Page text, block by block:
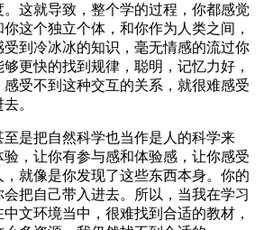
这就导致，整个学的过程，你都感觉
这个独立个体，和你作为人类之间，
到冷冰冰的知识，毫无情感的流过你
更快的找到规律，聪明，记忆力好，
受不到这种交互的关系，就很难感受
。
是把自然科学也当作是人的科学来
，让你有参与感和体验感，让你感受
就像是你发现了这些东西本身。你的
把自己带入进去。所以，当我在学习
文环境当中，很难找到合适的教材，